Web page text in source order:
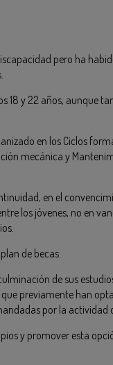
pero ha
18 y 22 años, aunque
en los Ciclos
mecánica y
en el
los jóvenes, no en
de becas:
de sus
previamente han
por la actividad
y promover esta